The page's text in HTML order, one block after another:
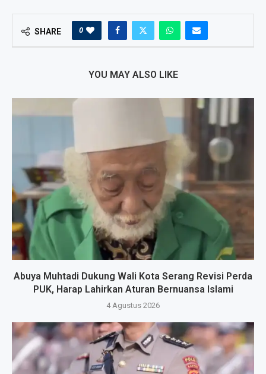
SHARE 0
YOU MAY ALSO LIKE
Abuya Muhtadi Dukung Wali Kota Serang Revisi Perda
PUK, Harap Lahirkan Aturan Bernuansa Islami
4 Agustus 2026